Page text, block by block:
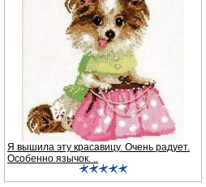
Я вышила эту красавицу. Очень радует.
Особенно язычок. ..